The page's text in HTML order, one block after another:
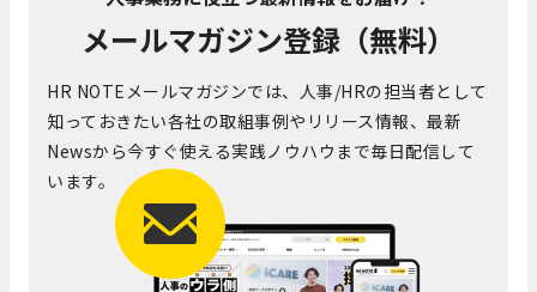
メールマガジン登録（無料）
HR NOTEメールマガジンでは、人事/HRの担当者として
知っておきたい各社の取組事例やリリース情報、最新
Newsから今すぐ使える実践ノウハウまで毎日配信して
います。